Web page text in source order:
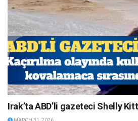
Irak’ta ABD’li gazeteci Shelly